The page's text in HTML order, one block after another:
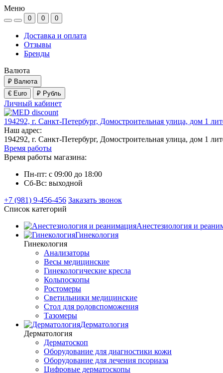
Меню
0 0 0
Доставка и оплата
Отзывы
Бренды
Валюта
₽ Валюта
€ Euro
₽ Рубль
Личный кабинет
194292, г. Санкт-Петербург, Домостроительная улица, дом 1
Наш адрес:
194292, г. Санкт-Петербург, Домостроительная улица, дом 1
Время работы
Время работы магазина:
Пн-пт: с 09:00 до 18:00
Сб-Вс: выходной
+7 (981) 9-456-456 Заказать звонок
Список категорий
Анестезиология и
Гинекология
Гинекология
Анализаторы
Весы медицинские
Гинекологические кресла
Кольпоскопы
Ростомеры
Светильники медицинские
Стол для родовспоможения
Тазомеры
Дерматология
Дерматология
Дерматоскоп
Оборудование для диагностики кожи
Оборудование для лечения псориаза
Цифровые дерматоскопы